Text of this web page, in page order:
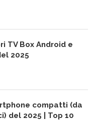
TV Box Android e
2025
compatti (da
del 2025 | Top 10